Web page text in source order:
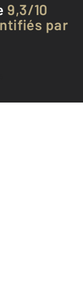
9,3/10
par